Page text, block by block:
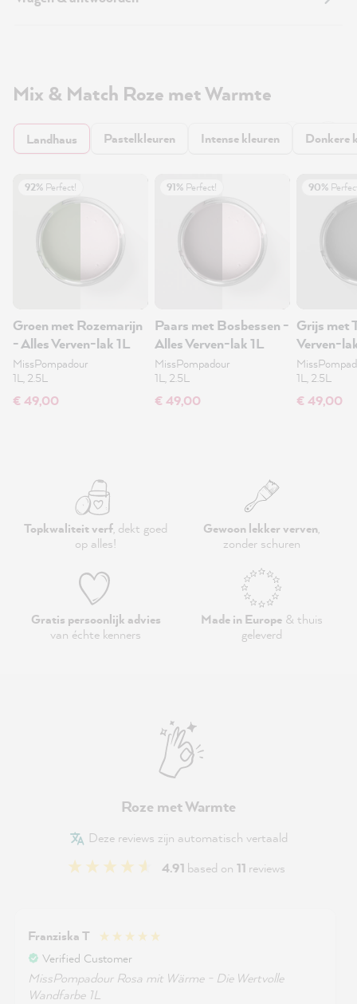
Mix & Match Roze met Warmte
Landhaus Pastelkleuren Intense kleuren Donkere
92% Perfect!
Groen met Rozemarijn
- Alles Verven-lak 1L
MissPompadour
1L, 2.5L
€ 49,00
91% Perfect!
Paars met Bosbessen -
Alles Verven-lak 1L
MissPompadour
1L, 2.5L
€ 49,00
90%
Grijs met
Verven-
1L, 2.5L
€ 49,00
Topkwaliteit verf, dekt goed
op alles!
Gewoon lekker verven,
zonder schuren
Gratis persoonlijk advies
van échte kenners
Made in Europe& thuis
geleverd
Roze met Warmte
Deze reviews zijn automatisch vertaald
4.91 based on 11 reviews
Franziska T
Verified Customer
MissPompadour Rosa mit Wärme - Die Wertvolle
Wandfarbe 1L